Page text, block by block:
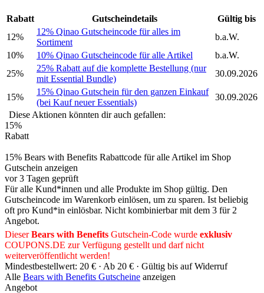
Rabatt Gutscheindetails
Gültig bis
12%
12% Qinao Gutscheincode für alles im
Sortiment
b.a.W.
10%
10% Qinao Gutscheincode für alle Artikel
b.a.W.
25%
25% Rabatt auf die komplette Bestellung (nur
mit Essential Bundle)
30.09.2026
15%
15% Qinao Gutschein für den ganzen Einkauf
(bei Kauf neuer Essentials)
30.09.2026
Diese Aktionen könnten dir auch gefallen:
15%
Rabatt
15% Bears with Benefits Rabattcode für alle Artikel im Shop
Gutschein anzeigen
vor 3 Tagen geprüft
Für alle Kund*innen und alle Produkte im Shop gültig. Den
Gutscheincode im Warenkorb einlösen, um zu sparen. Ist beliebig
oft pro Kund*in einlösbar. Nicht kombinierbar mit dem 3 für 2
Angebot.
DieserBears with Benefits Gutschein-Code wurde exklusiv
COUPONS.DE zur Verfügung gestellt und darf nicht
weiterveröffentlicht werden!
Mindestbestellwert: 20 € · Ab 20 € · Gültig bis auf Widerruf
Alle Bears with Benefits Gutscheine anzeigen
Angebot